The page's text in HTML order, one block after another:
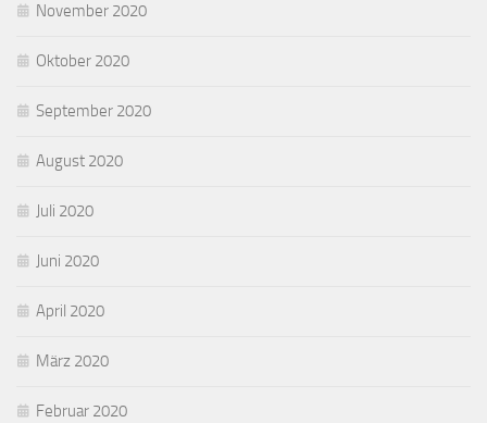
November 2020
Oktober 2020
September 2020
August 2020
Juli 2020
Juni 2020
April 2020
März 2020
Februar 2020